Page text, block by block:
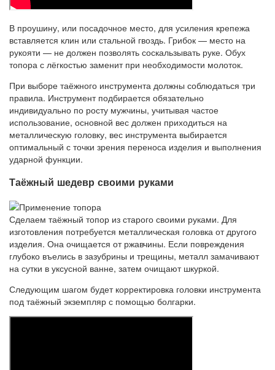
В проушину, или посадочное место, для усиления крепежа
вставляется клин или стальной гвоздь. Грибок — место на
рукояти — не должен позволять соскальзывать руке. Обух
топора с лёгкостью заменит при необходимости молоток.
При выборе таёжного инструмента должны соблюдаться три
правила. Инструмент подбирается обязательно
индивидуально по росту мужчины, учитывая частое
использование, основной вес должен приходиться на
металлическую головку, вес инструмента выбирается
оптимальный с точки зрения переноса изделия и выполнения
ударной функции.
Таёжный шедевр своими руками
Сделаем таёжный топор из старого своими руками. Для
изготовления потребуется металлическая головка от другого
изделия. Она очищается от ржавчины. Если повреждения
глубоко въелись в зазубрины и трещины, металл замачивают
на сутки в уксусной ванне, затем очищают шкуркой.
Следующим шагом будет корректировка головки инструмента
под таёжный экземпляр с помощью болгарки.